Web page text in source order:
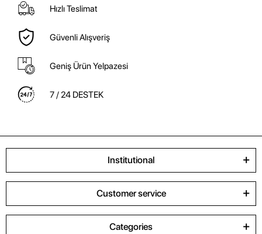
Hızlı Teslimat
Güvenli Alışveriş
Geniş Ürün Yelpazesi
7 / 24 DESTEK
Institutional
Customer service
Categories